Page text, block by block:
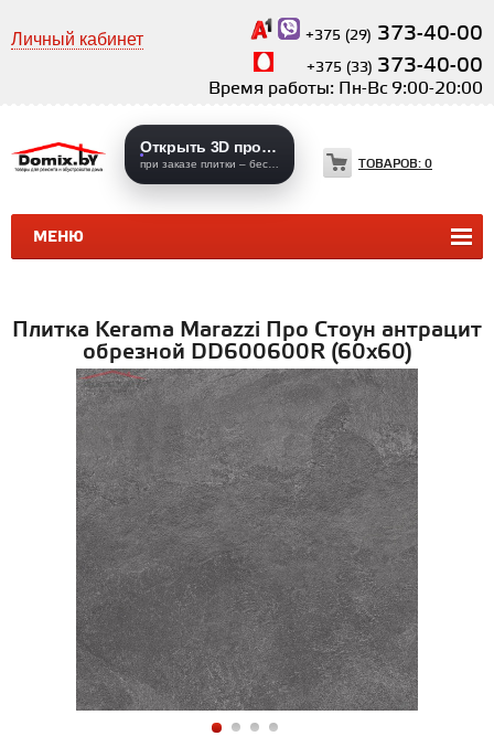
Личный кабинет +375 (29) 373-40-00
+375 (33) 373-40-00
Время работы: Пн-Вс 9:00-20:00
МЕНЮ
Открыть 3D проекты
ТОВАРОВ: 0
КЕРАМИЧЕСКАЯ ПЛИТКА
Плитка Kerama Marazzi Про Стоун антрацит
обрезной DD600600R (60х60)